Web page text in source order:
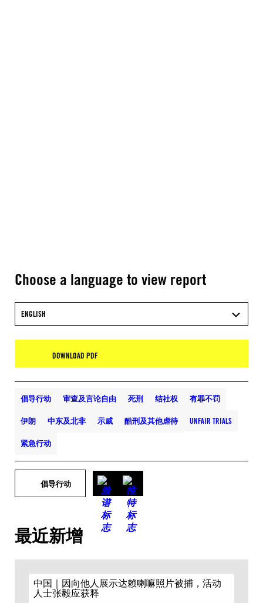
Choose a language to view report
ENGLISH
DOWNLOAD PDF
倡导行动 审查及言论自由 死刑 结社权 有罪不罚
伊朗 中东及北非 示威 酷刑及其他虐待 UNFAIR TRIALS
紧急行动
倡导行动
最近新增
中国｜因向他人展示达赖喇嘛照片被捕，活动
人士张毅应获释